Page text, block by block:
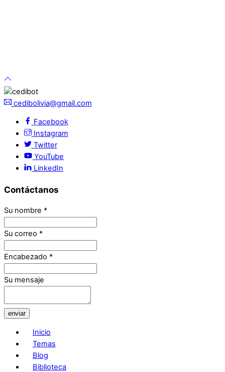
cedibolivia@gmail.com
Facebook
Instagram
Twitter
YouTube
LinkedIn
Contáctanos
Su nombre *
Su correo *
Encabezado *
Su mensaje
enviar
Inicio
Temas
Blog
Biblioteca